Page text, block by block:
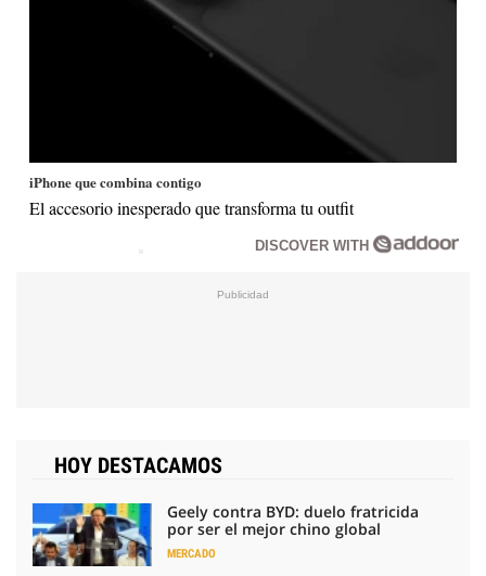
iPhone que combina contigo
El accesorio inesperado que transforma tu outfit
DISCOVER WITH
HOY DESTACAMOS
Geely contra BYD: duelo fratricida
por ser el mejor chino global
MERCADO